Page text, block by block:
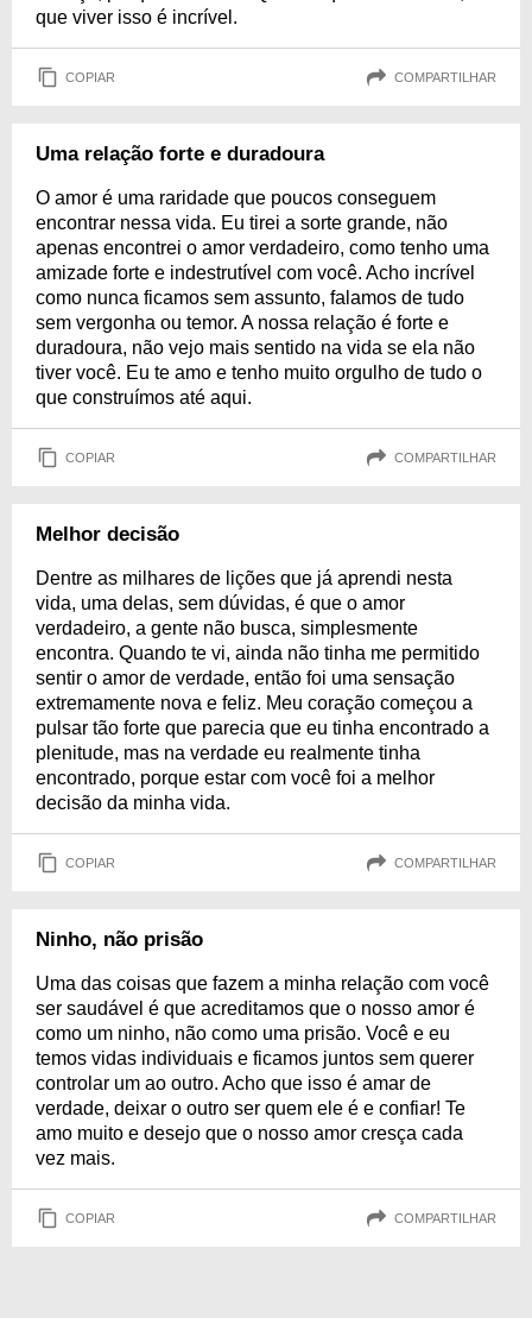
que viver isso é incrível.
COPIAR COMPARTILHAR
Uma relação forte e duradoura
O amor é uma raridade que poucos conseguem
encontrar nessa vida. Eu tirei a sorte grande, não
apenas encontrei o amor verdadeiro, como tenho uma
amizade forte e indestrutível com você. Acho incrível
como nunca ficamos sem assunto, falamos de tudo
sem vergonha ou temor. A nossa relação é forte e
duradoura, não vejo mais sentido na vida se ela não
tiver você. Eu te amo e tenho muito orgulho de tudo o
que construímos até aqui.
COPIAR COMPARTILHAR
Melhor decisão
Dentre as milhares de lições que já aprendi nesta
vida, uma delas, sem dúvidas, é que o amor
verdadeiro, a gente não busca, simplesmente
encontra. Quando te vi, ainda não tinha me permitido
sentir o amor de verdade, então foi uma sensação
extremamente nova e feliz. Meu coração começou a
pulsar tão forte que parecia que eu tinha encontrado a
plenitude, mas na verdade eu realmente tinha
encontrado, porque estar com você foi a melhor
decisão da minha vida.
COPIAR COMPARTILHAR
Ninho, não prisão
Uma das coisas que fazem a minha relação com você
ser saudável é que acreditamos que o nosso amor é
como um ninho, não como uma prisão. Você e eu
temos vidas individuais e ficamos juntos sem querer
controlar um ao outro. Acho que isso é amar de
verdade, deixar o outro ser quem ele é e confiar! Te
amo muito e desejo que o nosso amor cresça cada
vez mais.
COPIAR COMPARTILHAR